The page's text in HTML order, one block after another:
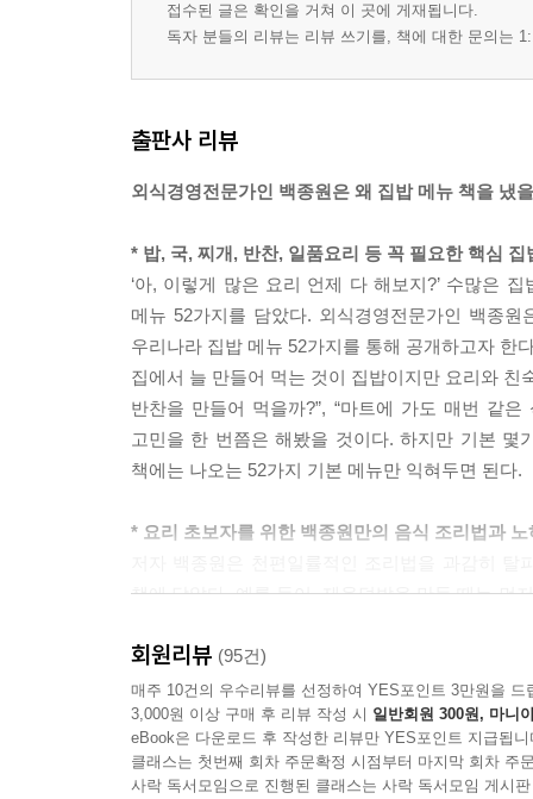
잔멸치볶음
멸치고추장볶음
마른새우볶음
감자조림
접수된 글은 확인을 거쳐 이 곳에 게재됩니다.
독자 분들의 리뷰는 리뷰 쓰기를, 책에 대한 문의는
출판사 리뷰
외식경영전문가인 백종원은 왜 집밥 메뉴 책을 냈
* 밥, 국, 찌개, 반찬, 일품요리 등 꼭 필요한 핵심 집
‘아, 이렇게 많은 요리 언제 다 해보지?’ 수많은
메뉴 52가지를 담았다. 외식경영전문가인 백종
우리나라 집밥 메뉴 52가지를 통해 공개하고자 한
집에서 늘 만들어 먹는 것이 집밥이지만 요리와
반찬을 만들어 먹을까?”, “마트에 가도 매번 같
고민을 한 번쯤은 해봤을 것이다. 하지만 기본
책에는 나오는 52가지 기본 메뉴만 익혀두면 된다.
* 요리 초보자를 위한 백종원만의 음식 조리법과
책에 담았다. 예를 들어, 제육덮밥을 만들 때는 먼
캐러멜을 첨가하는 등의 조리법을 소개했다. 이밖
* 일상에서 쉽게 구입할 수 있는 식재료 및 기본양
이 책에서는 마트에서 손쉽게 구할 수 있는 식재
메뉴를 넣었다. 또한 손님이 오거나 별식이 생각
회원리뷰 (95건)
매주 10건의 우수리뷰를 선정하여 YES포인트 3만원을 드
3,000원 이상 구매 후 리뷰 작성 시 일반회원 300원, 마니
eBook은 다운로드 후 작성한 리뷰만 YES포인트 지급됩니
클래스는 첫번째 회차 주문확정 시점부터 마지막 회차 주
사락 독서모임으로 진행된 클래스는 사락 독서모임 게시